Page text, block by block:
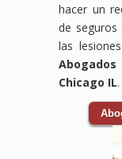
hacer un
de seguros
las
Chicago IL.